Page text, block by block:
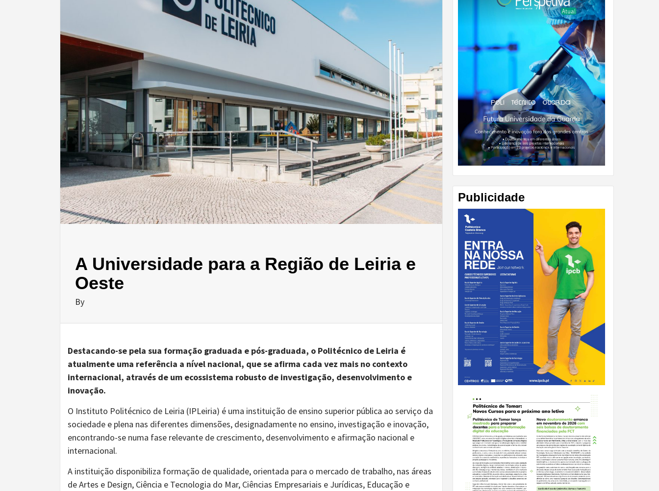
A Universidade para a Região de Leiria e
Oeste
By
Destacando-se pela sua formação graduada e pós-graduada, o Politécnico de Leiria é
atualmente uma referência a nível nacional, que se afirma cada vez mais no contexto
internacional, através de um ecossistema robusto de investigação, desenvolvimento e
inovação.
O Instituto Politécnico de Leiria (IPLeiria) é uma instituição de ensino superior pública ao serviço da
sociedade e plena nas diferentes dimensões, designadamente no ensino, investigação e inovação,
encontrando-se numa fase relevante de crescimento, desenvolvimento e afirmação nacional e
internacional.
A instituição disponibiliza formação de qualidade, orientada para o mercado de trabalho, nas áreas
de Artes e Design, Ciência e Tecnologia do Mar, Ciências Empresariais e Jurídicas, Educação e
Publicidade